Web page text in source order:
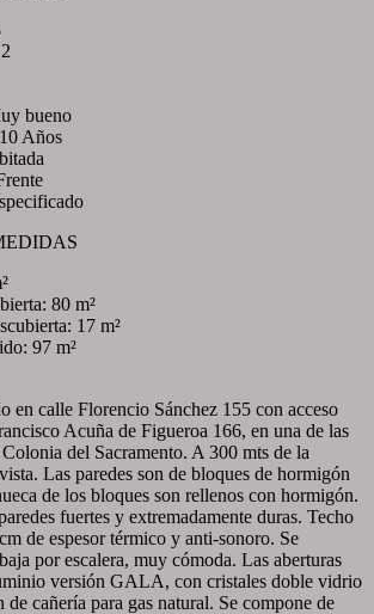
bueno
Años
80 m²
17 m²
97 m²
en calle Florencio Sánchez 155 con acceso
Acuña de Figueroa 166, en una de las
del Sacramento. A 300 mts de la
Las paredes son de bloques de hormigón
de los bloques son rellenos con hormigón.
fuertes y extremadamente duras. Techo
de espesor térmico y anti-sonoro. Se
por escalera, muy cómoda. Las aberturas
versión GALA, con cristales doble vidrio
cañería para gas natural. Se compone de